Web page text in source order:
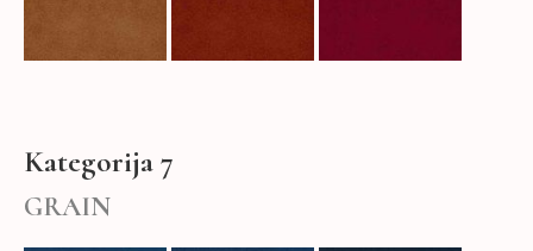
Kategorija 7
GRAIN